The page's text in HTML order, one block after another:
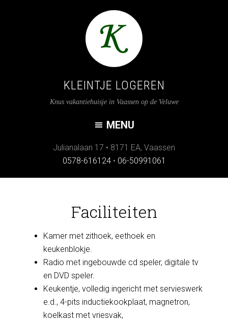
KLEINTJE LOGEREN
Knus vakantiehuisje in Vaassen op de Veluwe
Julianalaan 17 • 8171 EA, Vaassen
0578-616124 • 06-50991061
Faciliteiten
Kamer met zithoek, eethoek en
keukenblokje.
Radio met ingebouwde cd speler, digitale tv
en DVD speler.
Keukentje, volledig ingericht met servieswerk
e.d., 4-pits inductiekookplaat, magnetron,
koelkast met vriesvak,